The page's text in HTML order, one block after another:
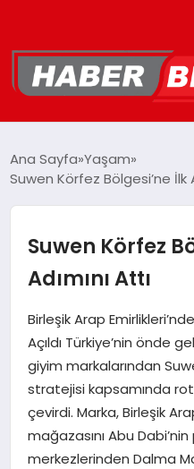
EKONOMI
EĞITIM
MAGAZIN
SPOR
TEKNOLOJI
Ana Sayfa Yaşam
Suwen Körfez Bölgesi’ne İlk
Suwen Körfez
Adımını Attı
Birleşik Arap
Açıldı Türkiye’nin önde
giyim markalarından
stratejisi kapsamında
çevirdi. Marka, Birleşik
mağazasını Abu
merkezlerinden Dalma